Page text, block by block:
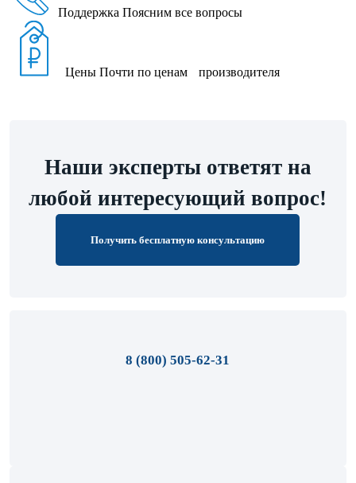
Поддержка Поясним все вопросы
Цены Почти по ценам производителя
Наши эксперты ответят на
любой интересующий вопрос!
Получить бесплатную консультацию
8 (800) 505-62-31